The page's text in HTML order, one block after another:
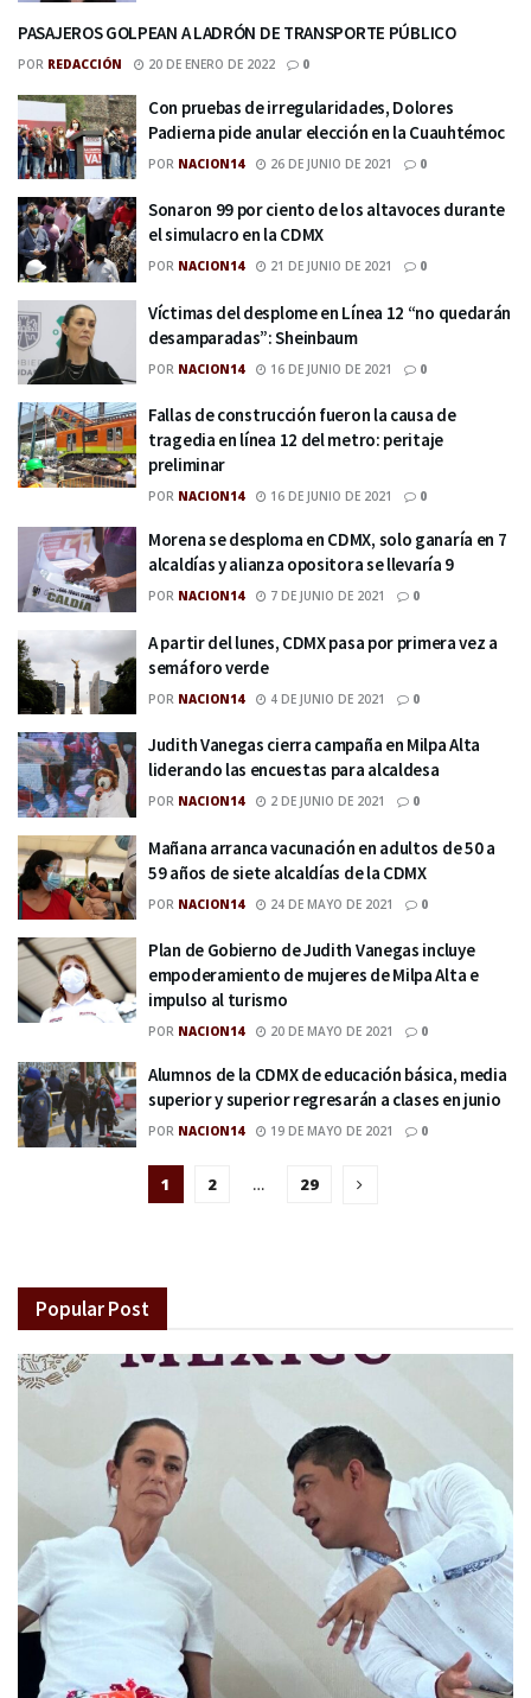
PASAJEROS GOLPEAN A LADRÓN DE TRANSPORTE PÚBLICO
POR REDACCIÓN 20 DE ENERO DE 2022 0
Con pruebas de irregularidades, Dolores
Padierna pide anular elección en la Cuauhtémoc
POR NACION14 26 DE JUNIO DE 2021 0
Sonaron 99 por ciento de los altavoces durante
el simulacro en la CDMX
POR NACION14 21 DE JUNIO DE 2021 0
Víctimas del desplome en Línea 12 “no quedarán
desamparadas”: Sheinbaum
POR NACION14 16 DE JUNIO DE 2021 0
Fallas de construcción fueron la causa de
tragedia en línea 12 del metro: peritaje
preliminar
POR NACION14 16 DE JUNIO DE 2021 0
Morena se desploma en CDMX, solo ganaría en 7
alcaldías y alianza opositora se llevaría 9
POR NACION14 7 DE JUNIO DE 2021 0
A partir del lunes, CDMX pasa por primera vez a
semáforo verde
POR NACION14 4 DE JUNIO DE 2021 0
Judith Vanegas cierra campaña en Milpa Alta
liderando las encuestas para alcaldesa
POR NACION14 2 DE JUNIO DE 2021 0
Mañana arranca vacunación en adultos de 50 a
59 años de siete alcaldías de la CDMX
POR NACION14 24 DE MAYO DE 2021 0
Plan de Gobierno de Judith Vanegas incluye
empoderamiento de mujeres de Milpa Alta e
impulso al turismo
POR NACION14 20 DE MAYO DE 2021 0
Alumnos de la CDMX de educación básica, media
superior y superior regresarán a clases en junio
POR NACION14 19 DE MAYO DE 2021 0
1 2 … 29
Popular Post